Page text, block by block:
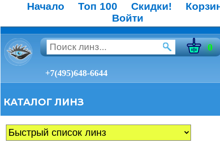
Начало Топ 100 Скидки!
Войти
0
+7(495)648-6644
КАТАЛОГ ЛИНЗ